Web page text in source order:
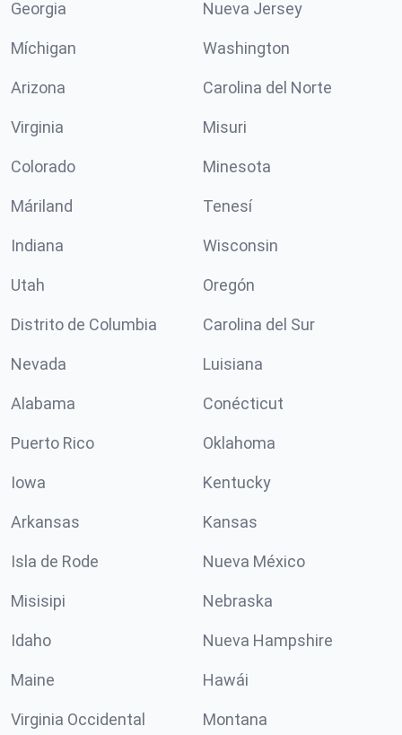
Georgia Nueva Jersey
Míchigan Washington
Arizona Carolina del Norte
Virginia Misuri
Colorado Minesota
Máriland Tenesí
Indiana Wisconsin
Utah Oregón
Distrito de Columbia Carolina del Sur
Nevada Luisiana
Alabama Conécticut
Puerto Rico Oklahoma
Iowa Kentucky
Arkansas Kansas
Isla de Rode Nueva México
Misisipi Nebraska
Idaho Nueva Hampshire
Maine Hawái
Virginia Occidental Montana